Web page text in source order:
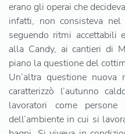
erano gli operai che
infatti, non consisteva
seguendo ritmi accettabili
alla Candy, ai cantieri di
piano la questione del
Un’altra questione
caratterizzò l’autunno
lavoratori come
dell’ambiente in cui si